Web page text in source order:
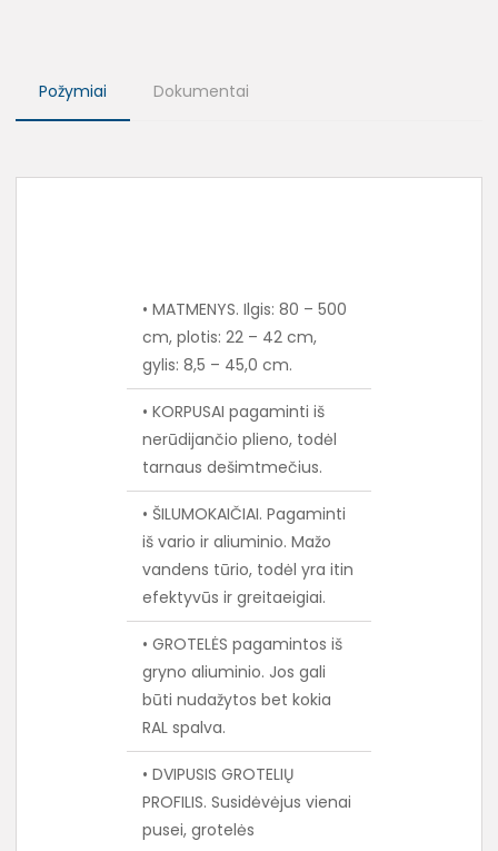
Požymiai Dokumentai
• MATMENYS. Ilgis: 80 – 500
cm, plotis: 22 – 42 cm,
gylis: 8,5 – 45,0 cm.
• KORPUSAI pagaminti iš
nerūdijančio plieno, todėl
tarnaus dešimtmečius.
• ŠILUMOKAIČIAI. Pagaminti
iš vario ir aliuminio. Mažo
vandens tūrio, todėl yra itin
efektyvūs ir greitaeigiai.
• GROTELĖS pagamintos iš
gryno aliuminio. Jos gali
būti nudažytos bet kokia
RAL spalva.
• DVIPUSIS GROTELIŲ
PROFILIS. Susidėvėjus vienai
pusei, grotelės